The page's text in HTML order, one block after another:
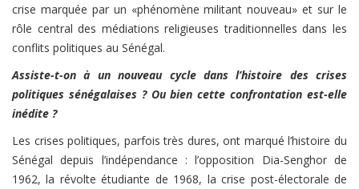
crise marquée par un «phénomène militant nouveau» et sur le
rôle central des médiations religieuses traditionnelles dans les
conflits politiques au Sénégal.
Assiste-t-on à un nouveau cycle dans l’histoire des crises
politiques sénégalaises ? Ou bien cette confrontation est-elle
inédite ?
Les crises politiques, parfois très dures, ont marqué l’histoire du
Sénégal depuis l’indépendance : l’opposition Dia-Senghor de
1962, la révolte étudiante de 1968, la crise post-électorale de